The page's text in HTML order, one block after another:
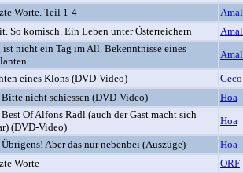
Worte. Teil 1-4
So komisch. Ein Leben unter Österreichern
nicht ein Tag im All. Bekenntnisse eines
eines Klons (DVD-Video)
nicht schiessen (DVD-Video) Hoa
Of Alfons Rädl (auch der Gast macht sich
(DVD-Video)
Hoa
Aber das nur nebenbei (Auszüge) Hoa
Worte ORF